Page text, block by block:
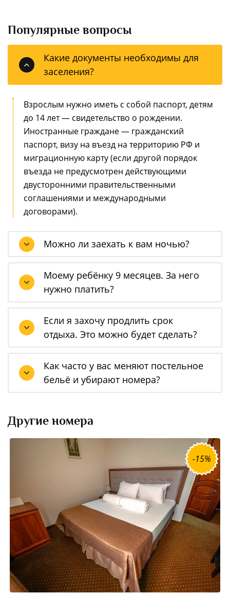
Популярные вопросы
Какие документы необходимы для
заселения?
Взрослым нужно иметь с собой паспорт, детям
до 14 лет — свидетельство о рождении.
Иностранные граждане — гражданский
паспорт, визу на въезд на территорию РФ и
миграционную карту (если другой порядок
въезда не предусмотрен действующими
двусторонними правительственными
соглашениями и международными
договорами).
Можно ли заехать к вам ночью?
Моему ребёнку 9 месяцев. За него
нужно платить?
Если я захочу продлить срок
отдыха. Это можно будет сделать?
Как часто у вас меняют постельное
бельё и убирают номера?
Другие номера
-15%